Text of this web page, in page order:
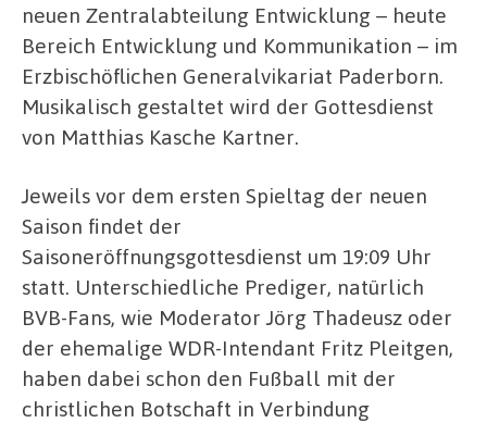
neuen Zentralabteilung Entwicklung – heute
Bereich Entwicklung und Kommunikation – im
Erzbischöflichen Generalvikariat Paderborn.
Musikalisch gestaltet wird der Gottesdienst
von Matthias Kasche Kartner.
Jeweils vor dem ersten Spieltag der neuen
Saison findet der
Saisoneröffnungsgottesdienst um 19:09 Uhr
statt. Unterschiedliche Prediger, natürlich
BVB-Fans, wie Moderator Jörg Thadeusz oder
der ehemalige WDR-Intendant Fritz Pleitgen,
haben dabei schon den Fußball mit der
christlichen Botschaft in Verbindung